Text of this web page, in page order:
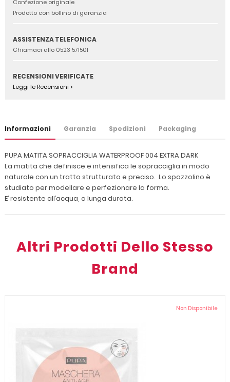
Confezione originale
Prodotto con bollino di garanzia
ASSISTENZA TELEFONICA
Chiamaci allo 0523 571501
RECENSIONI VERIFICATE
Leggi le Recensioni >
Informazioni Garanzia Spedizioni Packaging
PUPA MATITA SOPRACCIGLIA WATERPROOF 004 EXTRA DARK
La matita che definisce e intensifica le sopracciglia in modo
naturale con un tratto strutturato e preciso. Lo spazzolino è
studiato per modellare e perfezionare la forma.
E’ resistente all’acqua, a lunga durata.
Altri Prodotti Dello Stesso
Brand
Non Disponibile